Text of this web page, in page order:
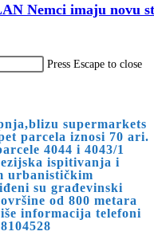
Nemci imaju novu
Press Escape to close
supermarkets
parcela iznosi 70 ari.
4044 i 4043/1
ispitivanja i
urbanističkim
su građevinski
od 800 metara
informacija telefoni